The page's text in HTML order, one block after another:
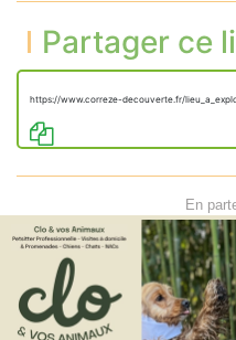
Partager ce
https://www.correze-decouverte.fr/
En